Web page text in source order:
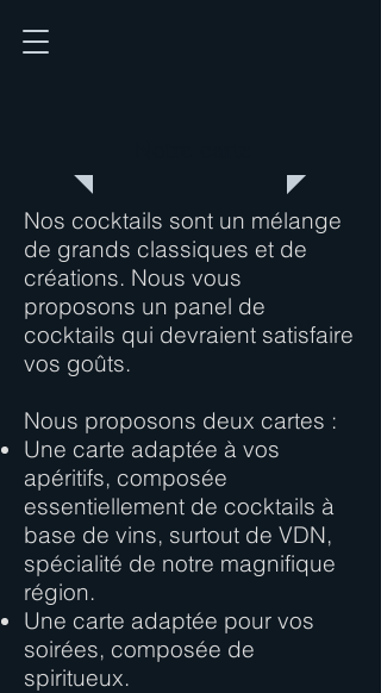
Nos cocktails sont un mélange
de grands classiques et de
créations. Nous vous
proposons un panel de
cocktails qui devraient satisfaire
vos goûts.
Nous proposons deux cartes :
Une carte adaptée à vos
apéritifs, composée
essentiellement de cocktails à
base de vins, surtout de VDN,
spécialité de notre magnifique
région.
Une carte adaptée pour vos
soirées, composée de
spiritueux.